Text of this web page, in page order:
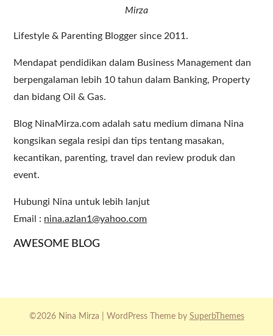
Mirza
Lifestyle & Parenting Blogger since 2011.
Mendapat pendidikan dalam Business Management dan
berpengalaman lebih 10 tahun dalam Banking, Property
dan bidang Oil & Gas.
Blog NinaMirza.com adalah satu medium dimana Nina
kongsikan segala resipi dan tips tentang masakan,
kecantikan, parenting, travel dan review produk dan
event.
Hubungi Nina untuk lebih lanjut
Email : nina.azlan1@yahoo.com
AWESOME BLOG
©2026 Nina Mirza | WordPress Theme by SuperbThemes